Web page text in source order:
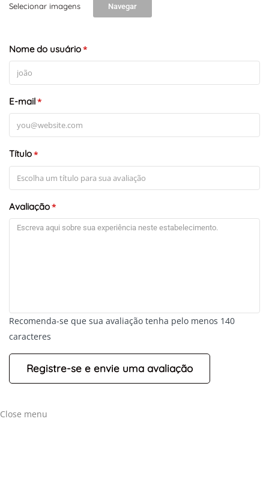
Leaflet
Selecionar imagens Navegar
Nome do usuário*
E-mail*
Título*
Avaliação*
Recomenda-se que sua avaliação tenha pelo menos 140
caracteres
Close menu